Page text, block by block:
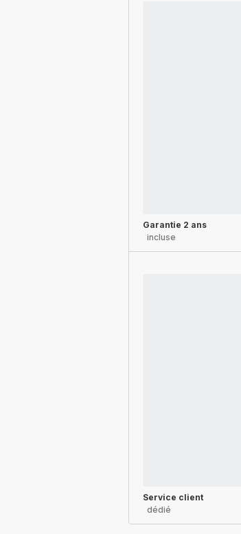
Garantie 2 ans
incluse
Service client
dédié